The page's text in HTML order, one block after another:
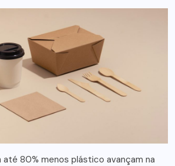
até 80% menos plástico avançam na